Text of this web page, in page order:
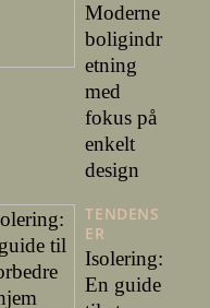
Moderne
boligindr
etning
med
fokus på
enkelt
design
TENDENS
ER
Isolering:
En guide